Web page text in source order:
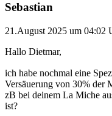
Sebastian
21.August 2025 um 04:02
Hallo Dietmar,
ich habe nochmal eine
Versäuerung von 30% der
zB bei deinem La Miche
ist?